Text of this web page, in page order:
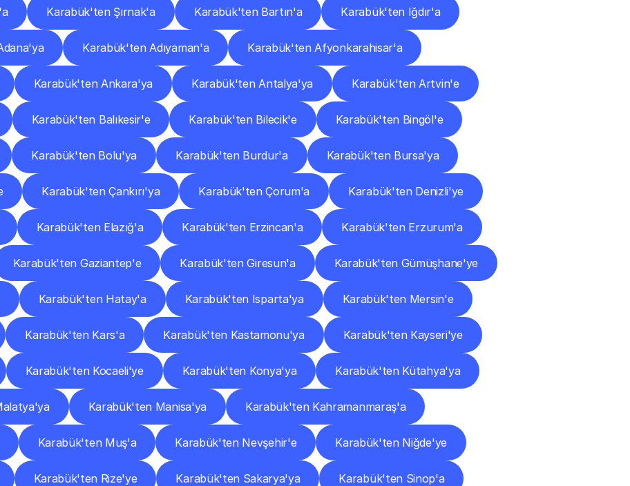
Karabük'ten Şırnak'a Karabük'ten Bartın'a Karabük'ten Iğdır'a
Karabük'ten Adıyaman'a Karabük'ten Afyonkarahisar'a
Karabük'ten Ankara'ya Karabük'ten Antalya'ya Karabük'ten Artvin'e
Karabük'ten Balıkesir'e Karabük'ten Bilecik'e Karabük'ten Bingöl'e
Karabük'ten Bolu'ya Karabük'ten Burdur'a Karabük'ten Bursa'ya
Karabük'ten Çankırı'ya Karabük'ten Çorum'a Karabük'ten Denizli'ye
Karabük'ten Elazığ'a Karabük'ten Erzincan'a Karabük'ten Erzurum'a
Karabük'ten Gaziantep'e Karabük'ten Giresun'a Karabük'ten Gümüşhane'ye
Karabük'ten Hatay'a Karabük'ten Isparta'ya Karabük'ten Mersin'e
Karabük'ten Kars'a Karabük'ten Kastamonu'ya Karabük'ten Kayseri'ye
Karabük'ten Kocaeli'ye Karabük'ten Konya'ya Karabük'ten Kütahya'ya
Karabük'ten Manisa'ya Karabük'ten Kahramanmaraş'a
Karabük'ten Muş'a Karabük'ten Nevşehir'e Karabük'ten Niğde'ye
Karabük'ten Rize'ye Karabük'ten Sakarya'ya Karabük'ten Sinop'a